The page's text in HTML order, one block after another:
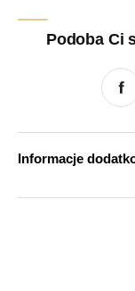
Podoba Ci
Informacje